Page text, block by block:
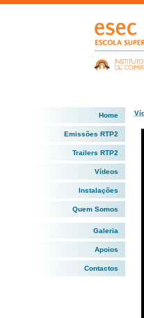
Home
Emissões RTP2
Trailers RTP2
Vídeos
Instalações
Quem Somos
Galeria
Apoios
Contactos